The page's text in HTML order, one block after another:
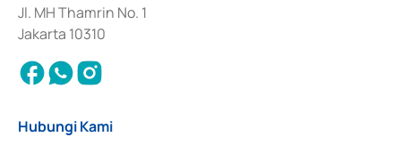
Jl. MH Thamrin No. 1
Jakarta 10310
Hubungi Kami